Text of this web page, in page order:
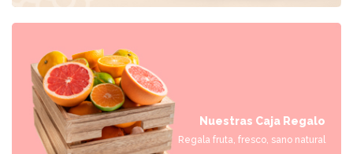
Nuestras Caja Regalo
Regala fruta, fresco, sano natural